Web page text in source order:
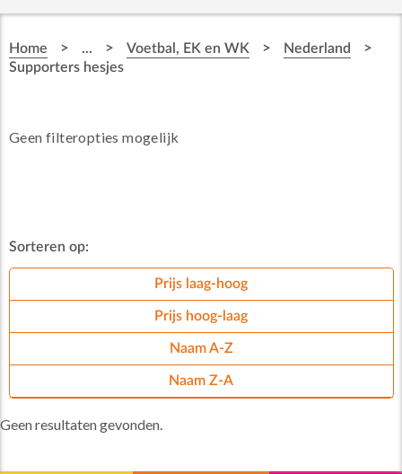
Home > ... > Voetbal, EK en WK > Nederland >
Supporters hesjes
Geen filteropties mogelijk
Sorteren op:
Prijs laag-hoog
Prijs hoog-laag
Naam A-Z
Naam Z-A
Geen resultaten gevonden.